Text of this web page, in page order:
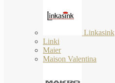
Linkasink
Linki
Maier
Maison Valentina